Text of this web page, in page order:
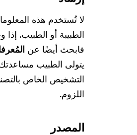
لا تُستخدم هذه
فابحث أيضًا عن
يتولى الطبيب
اللزوم.
المصدر